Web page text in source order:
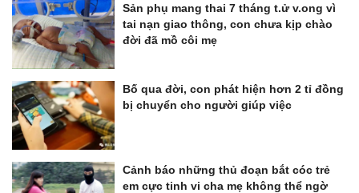
Sản phụ mang thai 7 tháng t.ử v.ong vì
tai nạn giao thông, con chưa kịp chào
đời đã mồ côi mẹ
Bố qua đời, con phát hiện hơn 2 tỉ đồng
bị chuyển cho người giúp việc
Cảnh báo những thủ đoạn bắt cóc trẻ
em cực tinh vi cha mẹ không thể ngờ